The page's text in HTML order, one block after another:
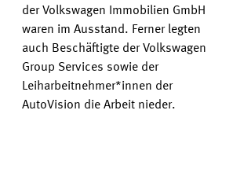
der Volkswagen Immobilien GmbH
waren im Ausstand. Ferner legten
auch Beschäftigte der Volkswagen
Group Services sowie der
Leiharbeitnehmer*innen der
AutoVision die Arbeit nieder.